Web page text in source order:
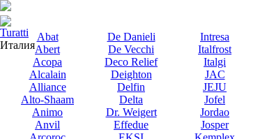
Abat
Abert
Acopa
Alcalain
Alliance
Alto-Shaam
Animo
Anvil
De Danieli
De Vecchi
Deco Relief
Deighton
Delfin
Delta
Dr. Weigert
Effedue
Intresa
Italfrost
Italgi
JAC
JEJU
Jofel
Jordao
Josper
Turatti
Италия